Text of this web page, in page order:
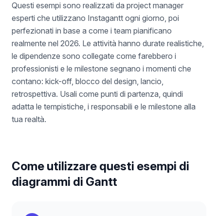
Questi esempi sono realizzati da project manager
esperti che utilizzano Instagantt ogni giorno, poi
perfezionati in base a come i team pianificano
realmente nel 2026. Le attività hanno durate realistiche,
le dipendenze sono collegate come farebbero i
professionisti e le milestone segnano i momenti che
contano: kick-off, blocco del design, lancio,
retrospettiva. Usali come punti di partenza, quindi
adatta le tempistiche, i responsabili e le milestone alla
tua realtà.
Come utilizzare questi esempi di
diagrammi di Gantt